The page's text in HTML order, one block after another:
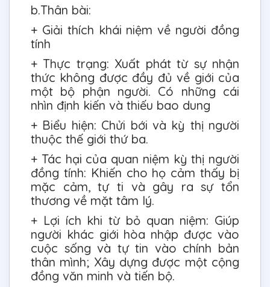
b.Thân bài:
+ Giải thích khái niệm về người đồng
tính
+ Thực trạng: Xuất phát từ sự nhận
thức không được đầy đủ về giới của
một bộ phận người. Có những cái
nhìn định kiến và thiếu bao dung
+ Biểu hiện: Chửi bới và kỳ thị người
thuộc thế giới thứ ba.
+ Tác hại của quan niệm kỳ thị người
đồng tính: Khiến cho họ cảm thấy bị
mặc cảm, tự ti và gây ra sự tổn
thương về mặt tâm lý.
+ Lợi ích khi từ bỏ quan niệm: Giúp
người khác giới hòa nhập được vào
cuộc sống và tự tin vào chính bản
thân mình; Xây dựng được một cộng
đồng văn minh và tiến bộ.